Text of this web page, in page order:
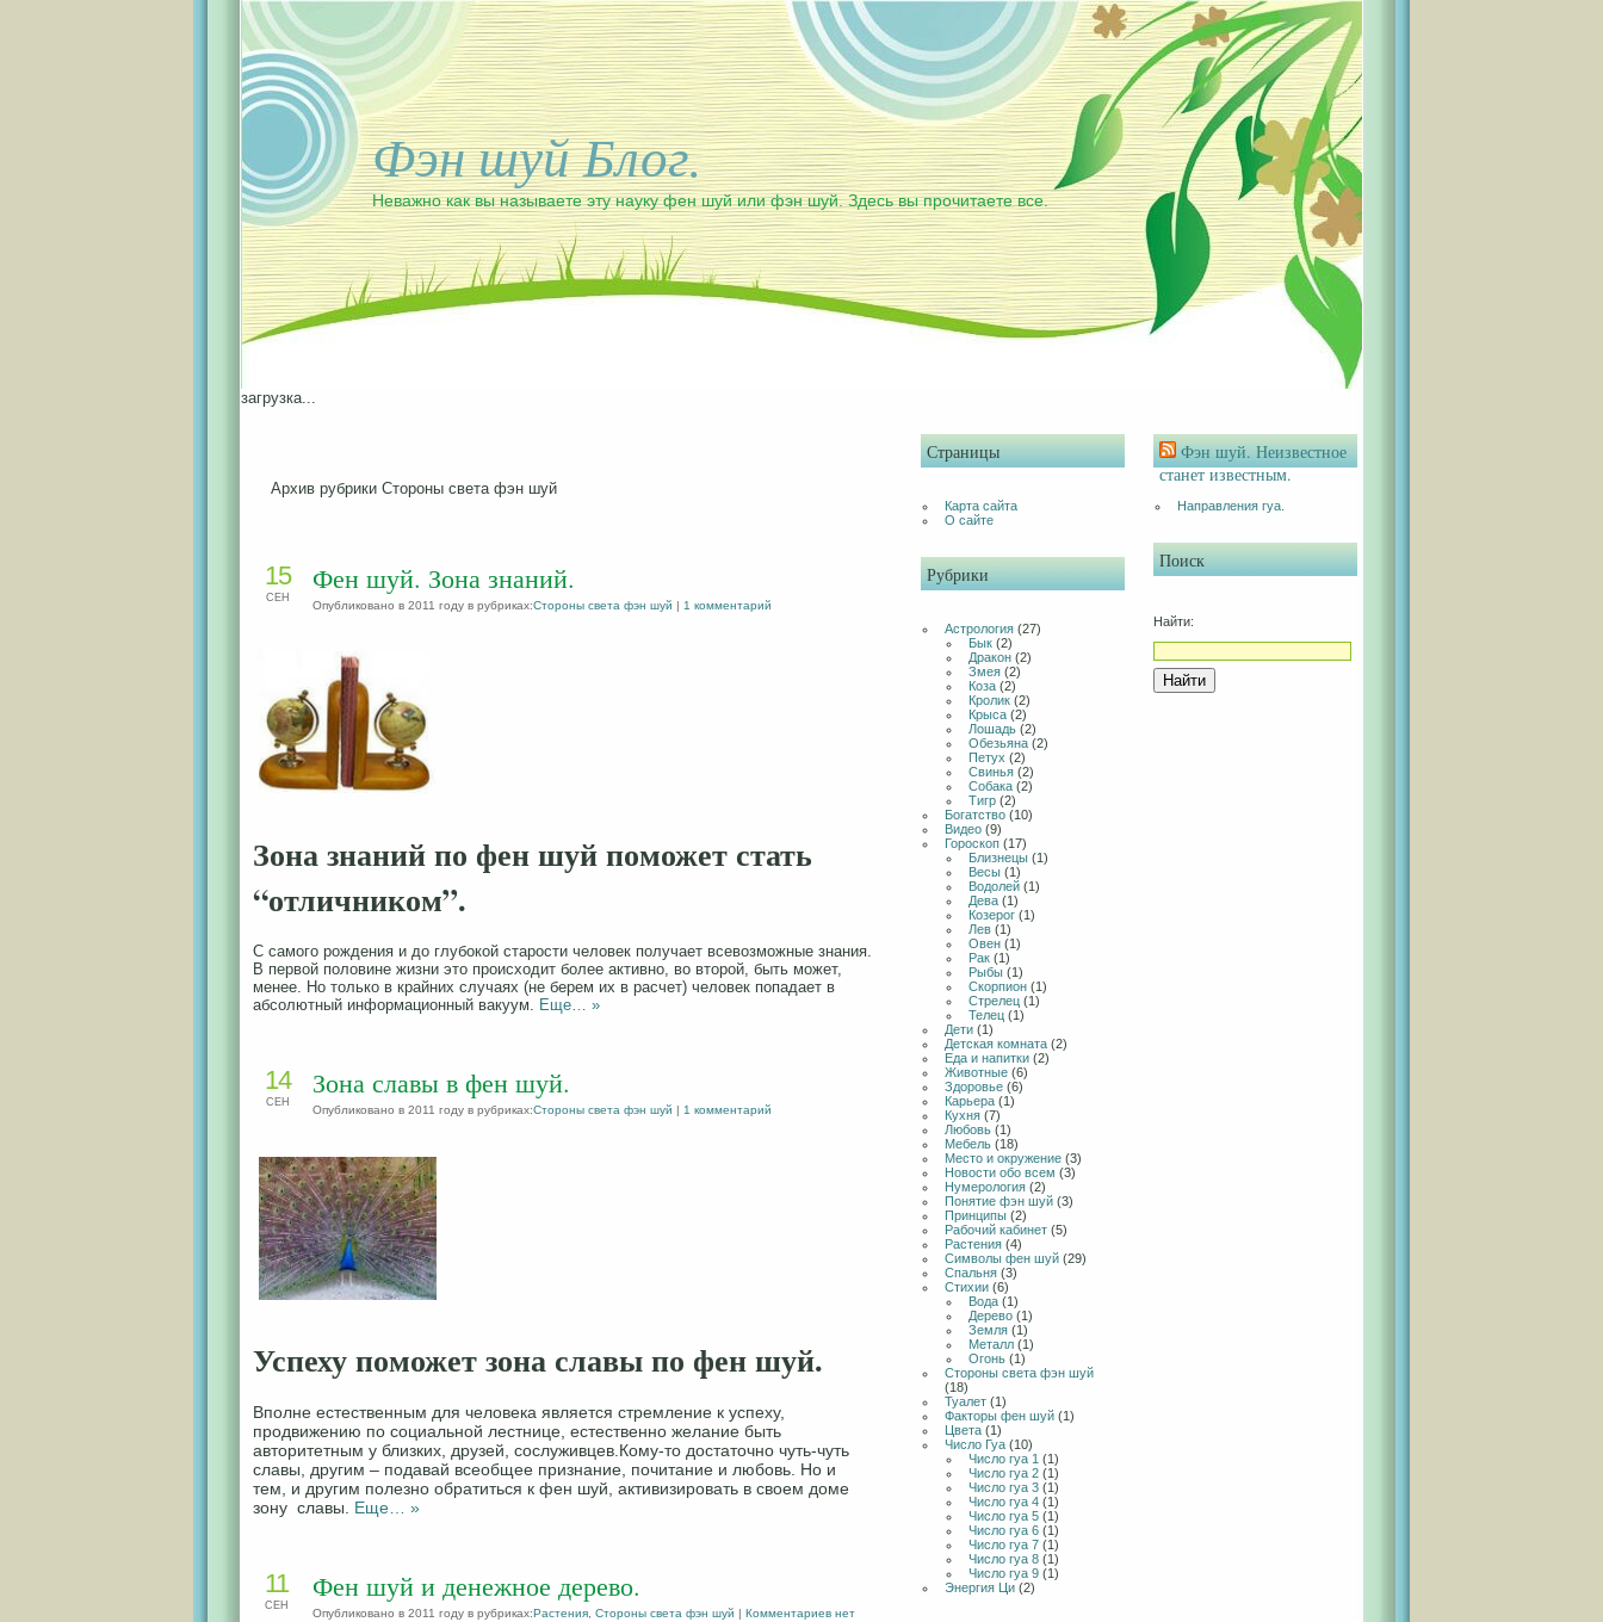
Фэн шуй Блог.
Неважно как вы называете эту науку фен шуй или фэн шуй. Здесь вы прочитаете все.
загрузка...
Архив рубрики Стороны света фэн шуй
Фен шуй. Зона знаний.
Опубликовано в 2011 году в рубриках:Стороны света фэн шуй | 1 комментарий
15
СЕН
Зона знаний по фен шуй поможет стать
“отличником”.
С самого рождения и до глубокой старости человек получает всевозможные знания.
В первой половине жизни это происходит более активно, во второй, быть может,
менее. Но только в крайних случаях (не берем их в расчет) человек попадает в
абсолютный информационный вакуум. Еще… »
Зона славы в фен шуй.
Опубликовано в 2011 году в рубриках:Стороны света фэн шуй | 1 комментарий
14
СЕН
Успеху поможет зона славы по фен шуй.
Вполне естественным для человека является стремление к успеху,
продвижению по социальной лестнице, естественно желание быть
авторитетным у близких, друзей, сослуживцев.Кому-то достаточно чуть-чуть
славы, другим – подавай всеобщее признание, почитание и любовь. Но и
тем, и другим полезно обратиться к фен шуй, активизировать в своем доме
зону славы. Еще… »
Фен шуй и денежное дерево.
Опубликовано в 2011 году в рубриках:Растения, Стороны света фэн шуй Комментариев нет
11
СЕН
Страницы
Карта сайта
О сайте
Рубрики
Астрология (27)
Бык (2)
Дракон (2)
Змея (2)
Коза (2)
Кролик (2)
Крыса (2)
Лошадь (2)
Обезьяна (2)
Петух (2)
Свинья (2)
Собака (2)
Тигр (2)
Богатство (10)
Видео (9)
Гороскоп (17)
Близнецы (1)
Весы (1)
Водолей (1)
Дева (1)
Козерог (1)
Лев (1)
Овен (1)
Рак (1)
Рыбы (1)
Скорпион (1)
Стрелец (1)
Телец (1)
Дети (1)
Детская комната (2)
Еда и напитки (2)
Животные (6)
Здоровье (6)
Карьера (1)
Кухня (7)
Любовь (1)
Мебель (18)
Место и окружение (3)
Новости обо всем (3)
Нумерология (2)
Понятие фэн шуй (3)
Принципы (2)
Рабочий кабинет (5)
Растения (4)
Символы фен шуй (29)
Спальня (3)
Стихии (6)
Вода (1)
Дерево (1)
Земля (1)
Металл (1)
Огонь (1)
Стороны света фэн шуй
(18)
Туалет (1)
Факторы фен шуй (1)
Цвета (1)
Число Гуа (10)
Число гуа 1 (1)
Число гуа 2 (1)
Число гуа 3 (1)
Число гуа 4 (1)
Число гуа 5 (1)
Число гуа 6 (1)
Число гуа 7 (1)
Число гуа 8 (1)
Число гуа 9 (1)
Энергия Ци (2)
Фэн шуй. Неизвестное
станет известным.
Направления гуа.
Поиск
Найти: